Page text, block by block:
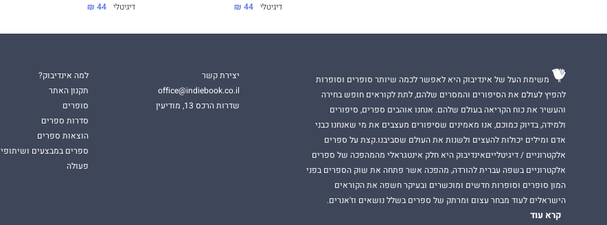
דיגיטלי 44 ₪ דיגיטלי 44 ₪
משימת העל של אינדיבוק היא לאפשר לכמה שיותר סופרים וסופרות
להפיץ לעולם את הסיפורים והמסרים שלהם, לתת לקוראים חופש בחירה
והעשיר את כוח הקריאה בעולם שלהם. אנחנו אוהבים ספרים, סיפורים
ולמידה, בדיוק כמוכם, אנו מאמינים שסיפורים מעצבים את מי שאנחנו כבני
אדם ומילים יכולות להעצים ולשנות את העולם שסביבנו.קצת על ספרים
אלקטרוניים / דיגיטלייםאינדיבוק היא חלק אינטגראלי מהמהפכה של ספרים
אלקטרוניים בשפה עברית להורדה, מהפכה אשר פתחה את שוק הספרים בפני
המון סופרים וסופרות חדשים ומוכשרים ובעיקר חשפה את הקוראים
הישראלים לעוד מבחר עצום ומרתק של ספרים בשלל נושאים וז'אנרים.
קרא עוד
יצירת קשר
office@indiebook.co.il
שדרות הרכס 13, מודיעין
למה אינדיבוק?
תקנון האתר
סופרים
סדרות ספרים
הוצאות ספרים
ספרים במבצעים ושיתופי
פעולה